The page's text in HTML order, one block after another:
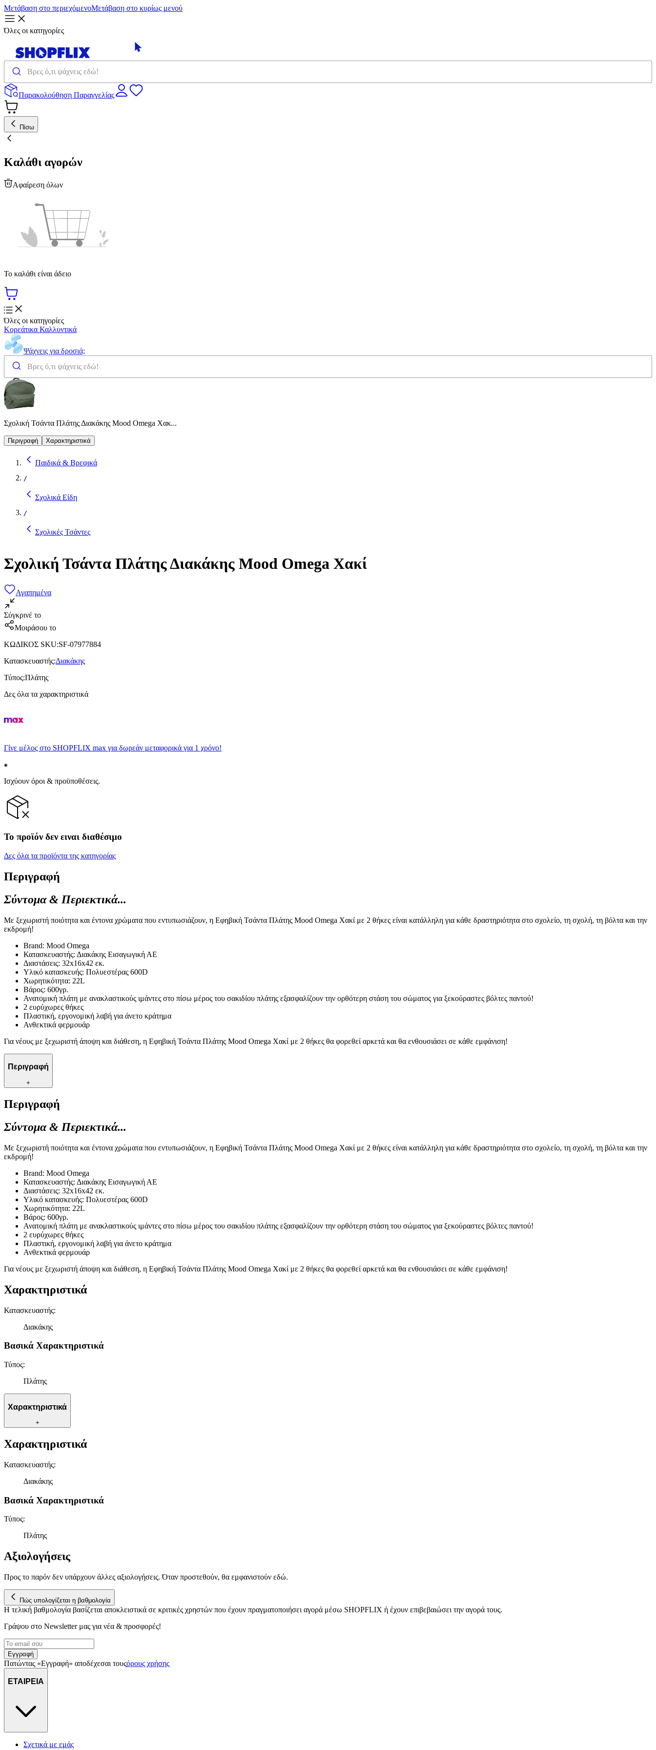
Μετάβαση στο περιεχόμενοΜετάβαση στο κυρίως μενού
Όλες οι κατηγορίες
Παρακολούθηση Παραγγελίας
Πίσω
Καλάθι αγορών
Αφαίρεση όλων
Το καλάθι είναι άδειο
Όλες οι κατηγορίες
Κορεάτικα Καλλυντικά
Ψάχνεις για δροσιά;
Σχολική Τσάντα Πλάτης Διακάκης Mood Omega Χακ...
Περιγραφή Χαρακτηριστικά
Παιδικά & Βρεφικά
/
Σχολικά Είδη
/
Σχολικές Τσάντες
Σχολική Τσάντα Πλάτης Διακάκης Mood Omega Χακί
Αγαπημένα
Σύγκρινέ το
Μοιράσου το
ΚΩΔΙΚΟΣ SKU:SF-07977884
Κατασκευαστής:Διακάκης
Τύπος:Πλάτης
Δες όλα τα χαρακτηριστικά
Γίνε μέλος στο SHOPFLIX max για δωρεάν μεταφορικά για 1 χρόνο!
Ισχύουν όροι & προϋποθέσεις.
Το προϊόν δεν ειναι διαθέσιμο
Δες όλα τα προϊόντα της κατηγορίας
Περιγραφή
Σύντομα & Περιεκτικά...
Με ξεχωριστή ποιότητα και έντονα χρώματα που εντυπωσιάζουν, η Εφηβική Τσάντα Πλάτης Mood Omega Χακί με 2 θήκες είναι κατάλληλη για κάθε δραστηριότητα στο σχολείο, τη σχολή, τη βόλτα και την
εκδρομή!
Brand: Mood Omega
Κατασκευαστής: Διακάκης Εισαγωγική ΑΕ
Διαστάσεις: 32x16x42 εκ.
Υλικό κατασκευής: Πολυεστέρας 600D
Χωρητικότητα: 22L
Βάρος: 600γρ.
Ανατομική πλάτη με ανακλαστικούς ιμάντες στο πίσω μέρος του σακιδίου πλάτης εξασφαλίζουν την ορθότερη στάση του σώματος για ξεκούραστες βόλτες παντού!
2 ευρύχωρες θήκες
Πλαστική, εργονομική λαβή για άνετο κράτημα
Ανθεκτικά φερμουάρ
Για νέους με ξεχωριστή άποψη και διάθεση, η Εφηβική Τσάντα Πλάτης Mood Omega Χακί με 2 θήκες θα φορεθεί αρκετά και θα ενθουσιάσει σε κάθε εμφάνιση!
Περιγραφή
+
Περιγραφή
Σύντομα & Περιεκτικά...
Με ξεχωριστή ποιότητα και έντονα χρώματα που εντυπωσιάζουν, η Εφηβική Τσάντα Πλάτης Mood Omega Χακί με 2 θήκες είναι κατάλληλη για κάθε δραστηριότητα στο σχολείο, τη σχολή, τη βόλτα και την
εκδρομή!
Brand: Mood Omega
Κατασκευαστής: Διακάκης Εισαγωγική ΑΕ
Διαστάσεις: 32x16x42 εκ.
Υλικό κατασκευής: Πολυεστέρας 600D
Χωρητικότητα: 22L
Βάρος: 600γρ.
Ανατομική πλάτη με ανακλαστικούς ιμάντες στο πίσω μέρος του σακιδίου πλάτης εξασφαλίζουν την ορθότερη στάση του σώματος για ξεκούραστες βόλτες παντού!
2 ευρύχωρες θήκες
Πλαστική, εργονομική λαβή για άνετο κράτημα
Ανθεκτικά φερμουάρ
Για νέους με ξεχωριστή άποψη και διάθεση, η Εφηβική Τσάντα Πλάτης Mood Omega Χακί με 2 θήκες θα φορεθεί αρκετά και θα ενθουσιάσει σε κάθε εμφάνιση!
Χαρακτηριστικά
Κατασκευαστής:
Διακάκης
Βασικά Χαρακτηριστικά
Τύπος:
Πλάτης
Χαρακτηριστικά
+
Χαρακτηριστικά
Κατασκευαστής:
Διακάκης
Βασικά Χαρακτηριστικά
Τύπος:
Πλάτης
Αξιολογήσεις
Προς το παρόν δεν υπάρχουν άλλες αξιολογήσεις. Όταν προστεθούν, θα εμφανιστούν εδώ.
Πώς υπολογίζεται η βαθμολογία
Η τελική βαθμολογία βασίζεται αποκλειστικά σε κριτικές χρηστών που έχουν πραγματοποιήσει αγορά μέσω SHOPFLIX ή έχουν επιβεβαιώσει την αγορά τους.
Γράψου στο Νewsletter μας για νέα & προσφορές!
Εγγραφή
Πατώντας «Εγγραφή» αποδέχεσαι τουςόρους χρήσης
ΕΤΑΙΡΕΙΑ
Σχετικά με εμάς